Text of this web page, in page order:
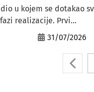
u kojem se dotakao
realizacije. Prvi...
31/07/2026